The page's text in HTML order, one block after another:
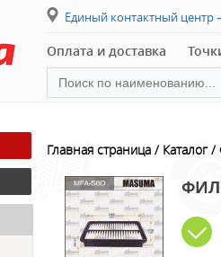
Единый контактный центр
Оплата и доставка
Главная страница Каталог